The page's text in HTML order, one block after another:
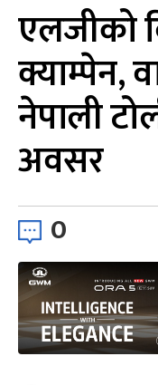
एलजीको
क्याम्पेन,
नेपाली
अवसर
0